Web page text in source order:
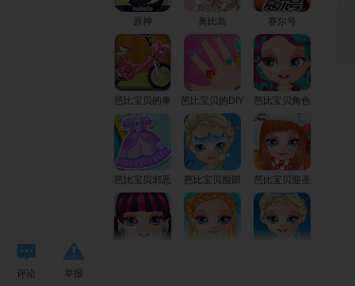
评论 举报
原神 奥比岛 赛尔号
芭比宝贝的单
车
芭比宝贝的DIY
芭比宝贝角色
扮演
芭比宝贝邪恶
装扮
芭比宝贝脸部
彩绘
芭比宝贝迎圣
诞